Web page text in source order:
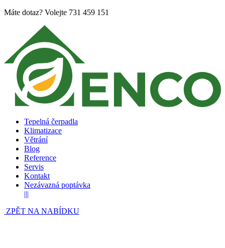
Máte dotaz? Volejte 731 459 151
Tepelná čerpadla
Klimatizace
Větrání
Blog
Reference
Servis
Kontakt
Nezávazná poptávka
|||
ZPĚT NA NABÍDKU